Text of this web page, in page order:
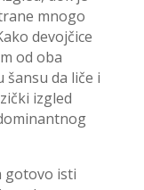
mnogo
devojčice
od oba
da liče i
izgled
gotovo isti